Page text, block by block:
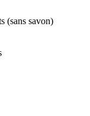
(sans savon)